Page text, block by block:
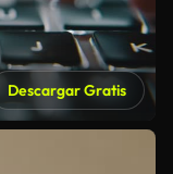
Descargar Gratis